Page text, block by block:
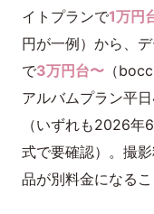
イトプランで1万円
円が一例）から、
で3万円台〜 （
アルバムプラン平
（いずれも2026年
式で要確認）。撮
品が別料金になる